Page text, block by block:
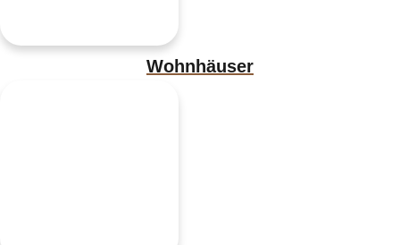
Wohnhäuser